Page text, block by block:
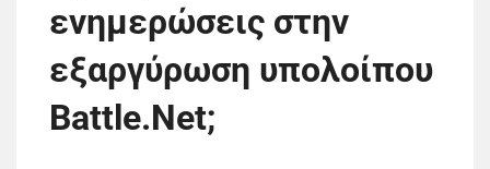
ενημερώσεις στην
εξαργύρωση υπολοίπου
Battle.Net;